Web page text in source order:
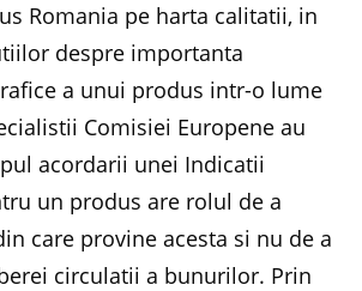
Romania pe harta calitatii, in
despre importanta
a unui produs intr-o lume
Comisiei Europene au
acordarii unei Indicatii
un produs are rolul de a
care provine acesta si nu de a
circulatii a bunurilor. Prin